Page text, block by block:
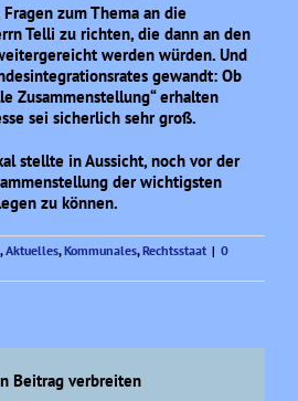
zum Thema an die
Telli zu richten, die dann an den
werden würden. Und
gewandt: Ob
Zusammenstellung“ erhalten
sei sicherlich sehr groß.
stellte in Aussicht, noch vor der
der wichtigsten
zu können.
,Aktuelles,Kommunales,Rechtsstaat | 0
Beitrag verbreiten